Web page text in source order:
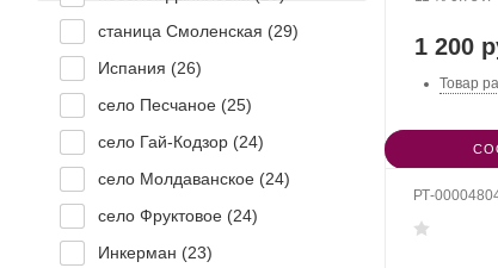
1 200
Товар
РТ-
станица Смоленская (29)
Испания (26)
село Песчаное (25)
село Гай-Кодзор (24)
село Молдаванское (24)
село Фруктовое (24)
Инкерман (23)